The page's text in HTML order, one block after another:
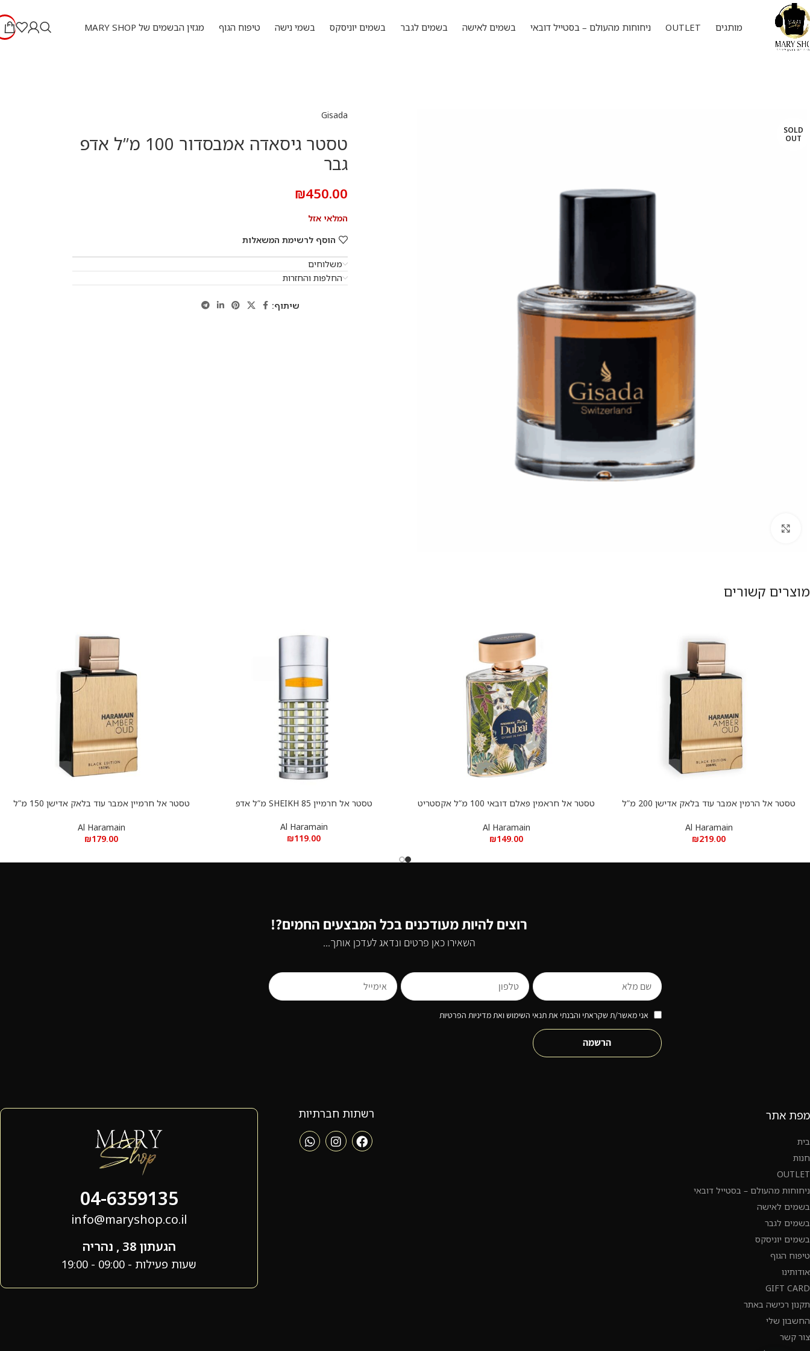
מותגים OUTLET ניחוחות מהעולם – בסטייל דובאי בשמים לאישה בשמים לגבר בשמים יוניסקס בשמי נישה טיפוח הגוף מגזין הבשמים של MARY SHOP
SOLD
OUT
Gisada
טסטר גיסאדה אמבסדור 100 מ”ל אדפ
גבר
₪450.00
המלאי אזל
הוסף לרשימת המשאלות
משלוחים
החלפות והחזרות
שיתוף:
מוצרים קשורים
הוספה לסל
טסטר אל הרמין אמבר עוד בלאק אדישן 200 מ”ל
Al Haramain
₪219.00
הוספה לסל
טסטר אל חראמין פאלם דובאי 100 מ”ל אקסטריט
Al Haramain
₪149.00
הוספה לסלטסטר אל חרמיין SHEIKH 85 מ”ל אדפ
Al Haramain
₪119.00
הוספה לסל
טסטר אל חרמיין אמבר עוד בלאק אדישן 150 מ”ל
Al Haramain
₪179.00
רוצים להיות מעודכנים בכל המבצעים החמים?!
השאירו כאן פרטים ונדאג לעדכן אותך...
אני מאשר/ת שקראתי והבנתי את תנאי השימוש ואת מדיניות הפרטיות
הרשמה
מפת אתר
בית
חנות
OUTLET
ניחוחות מהעולם – בסטייל דובאי
בשמים לאישה
בשמים לגבר
בשמים יוניסקס
טיפוח הגוף
אודותינו
GIFT CARD
תקנון רכישה באתר
החשבון שלי
צור קשר
רשתות חברתיות
04-6359135
info@maryshop.co.il
הגעתון 38 , נהריה
שעות פעילות - 09:00 - 19:00